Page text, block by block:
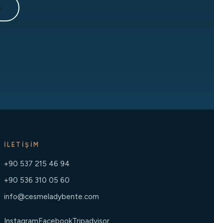
İLETIŞIM
+90 537 215 46 94
+90 536 310 05 60
info@cesmeladybente.com
InstagramFacebookTripadvisor